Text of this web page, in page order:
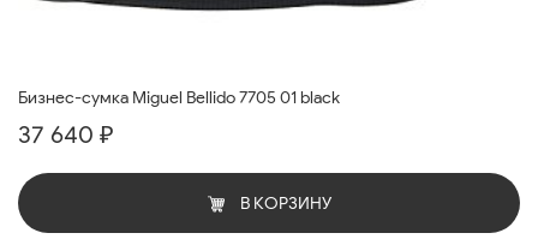
Бизнес-сумка Miguel Bellido 7705 01 black
37 640 ₽
В КОРЗИНУ